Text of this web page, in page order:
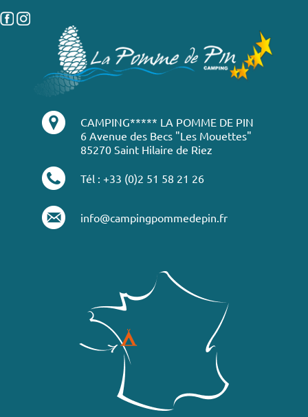
CAMPING***** LA POMME DE PIN
6 Avenue des Becs "Les Mouettes"
85270 Saint Hilaire de Riez
Tél : +33 (0)2 51 58 21 26
info@campingpommedepin.fr